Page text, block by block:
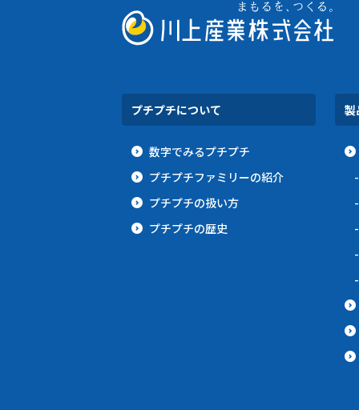
プチプチについて
数字でみるプチプチ
プチプチファミリーの紹介
プチプチの扱い方
プチプチの歴史
製